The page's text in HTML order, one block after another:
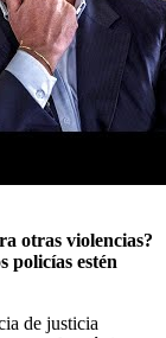
otras violencias?
policías estén
de justicia